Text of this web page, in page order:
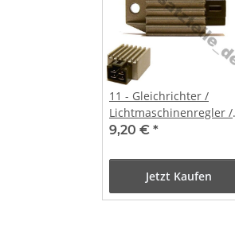
11 - Gleichrichter /
Lichtmaschinenregler /
Spannungsregler / MZ50
9,20 € *
Jetzt Kaufen